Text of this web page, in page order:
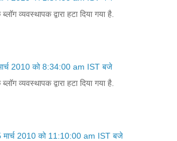
व्यवस्थापक द्वारा हटा दिया गया है.
2010 को 8:34:00 am IST बजे
व्यवस्थापक द्वारा हटा दिया गया है.
मार्च 2010 को 11:10:00 am IST बजे